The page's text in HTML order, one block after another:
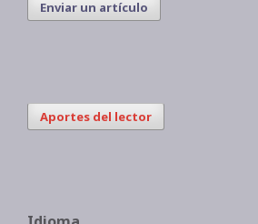
Enviar un artículo
Aportes del lector